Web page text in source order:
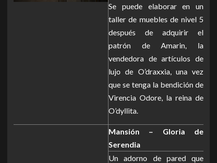
Se puede elaborar en un
taller de muebles de nivel 5
después de adquirir el
patrón de Amarin, la
vendedora de artículos de
lujo de O’draxxia, una vez
que se tenga la bendición de
Virencia Odore, la reina de
O’dyllita.
Mansión – Gloria de
Serendia
Un adorno de pared que